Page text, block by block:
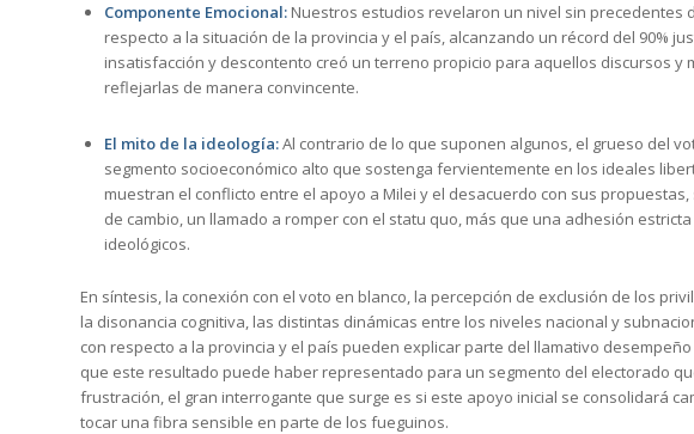
Componente Emocional: Nuestros estudios revelaron un nivel sin
respecto a la situación de la provincia y el país, alcanzando un récord del 90%
insatisfacción y descontento creó un terreno propicio para aquellos discursos y
reflejarlas de manera convincente.
El mito de la ideología:Al contrario de lo que suponen algunos, el grueso del
segmento socioeconómico alto que sostenga fervientemente en los ideales
muestran el conflicto entre el apoyo a Milei y el desacuerdo con sus
de cambio, un llamado a romper con el statu quo, más que una adhesión
ideológicos.
En síntesis, la conexión con el voto en blanco, la percepción de exclusión de los
la disonancia cognitiva, las distintas dinámicas entre los niveles nacional y
con respecto a la provincia y el país pueden explicar parte del llamativo
que este resultado puede haber representado para un segmento del electorado
frustración, el gran interrogante que surge es si este apoyo inicial se consolidará
tocar una fibra sensible en parte de los fueguinos.